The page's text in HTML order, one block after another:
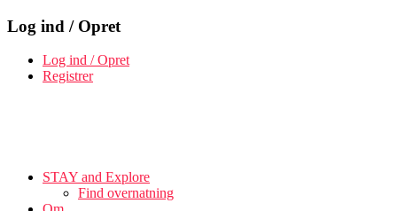
Log ind / Opret
Log ind / Opret
Registrer
STAY and Explore
Find overnatning